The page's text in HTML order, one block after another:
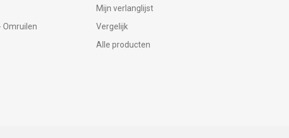
Omruilen
Mijn verlanglijst
Vergelijk
Alle producten